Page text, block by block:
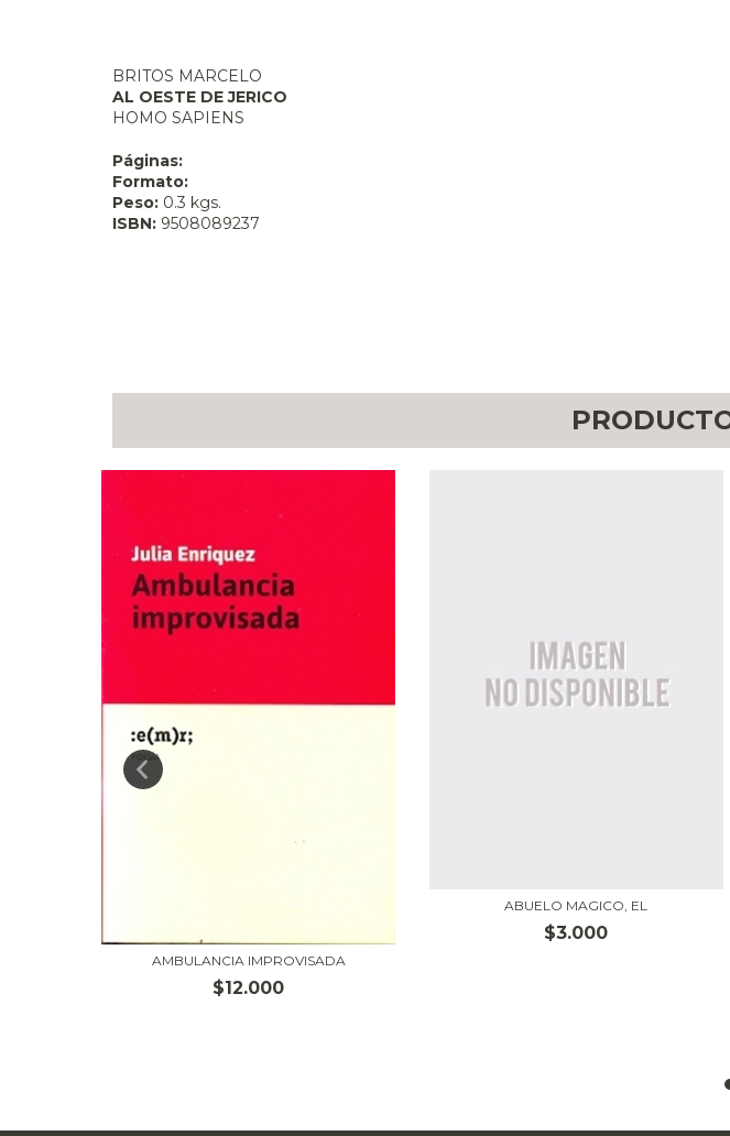
BRITOS MARCELO
AL OESTE DE JERICO
HOMO SAPIENS
Páginas:
Formato:
Peso: 0.3 kgs.
ISBN: 9508089237
AMBULANCIA IMPROVISADA
$12.000
ABUELO MAGICO, EL
$3.000